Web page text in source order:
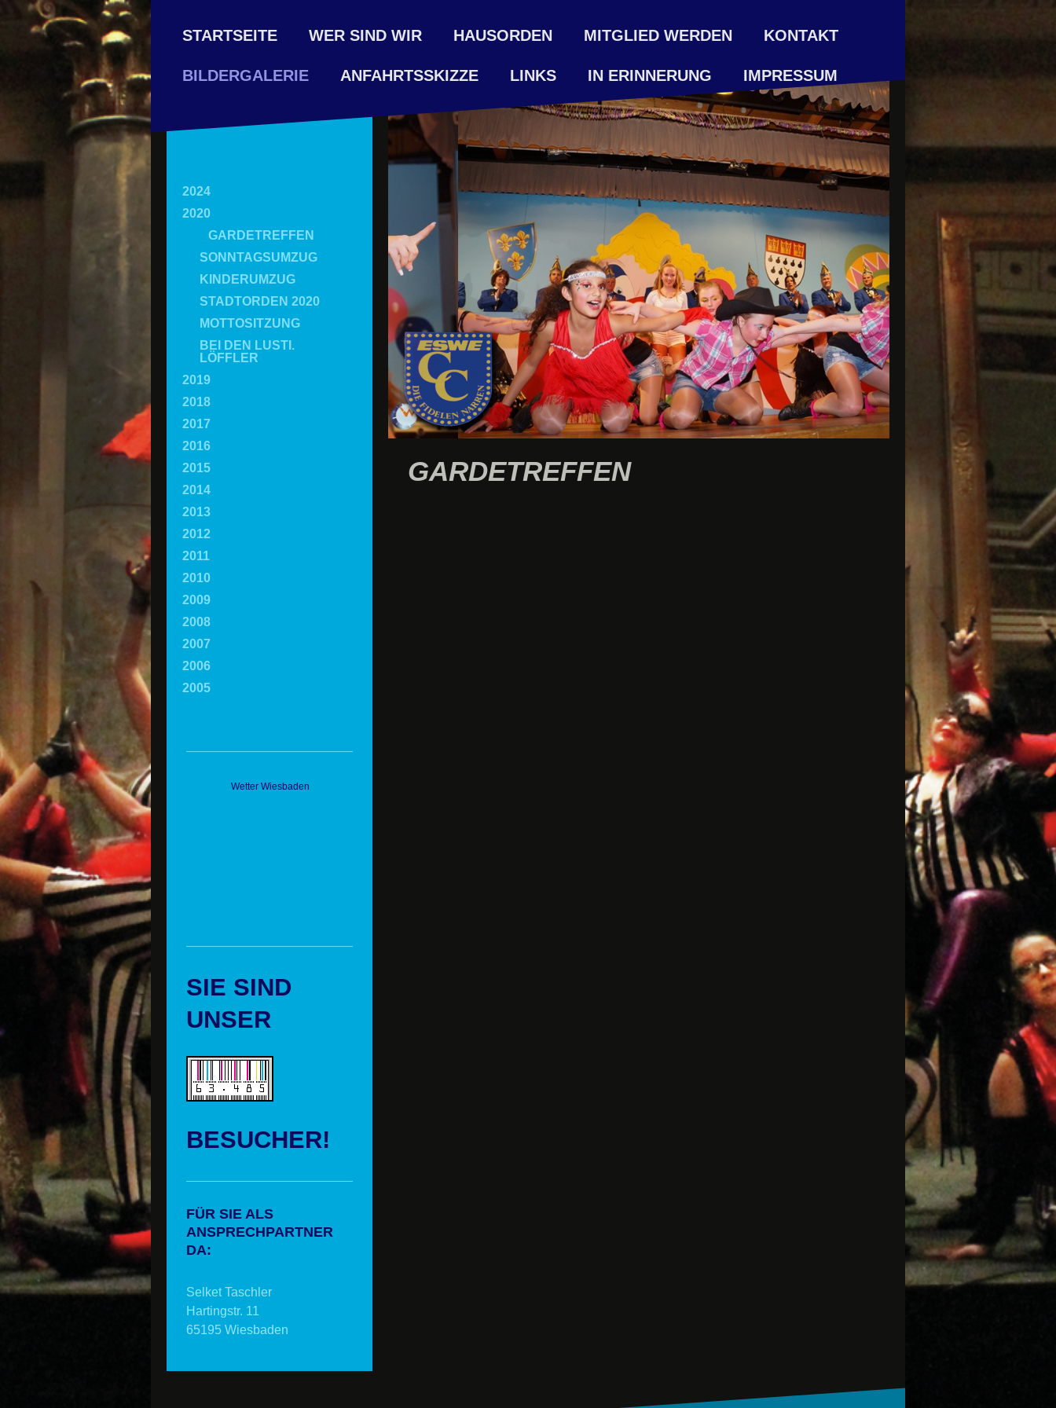
STARTSEITE WER SIND WIR HAUSORDEN MITGLIED WERDEN KONTAKT
BILDERGALERIE ANFAHRTSSKIZZE LINKS IN ERINNERUNG IMPRESSUM
GARDETREFFEN
2024
2020
GARDETREFFEN
SONNTAGSUMZUG
KINDERUMZUG
STADTORDEN 2020
MOTTOSITZUNG
BEI DEN LUSTI.
LÖFFLER
2019
2018
2017
2016
2015
2014
2013
2012
2011
2010
2009
2008
2007
2006
2005
Wetter Wiesbaden
SIE SIND
UNSER
BESUCHER!
FÜR SIE ALS
ANSPRECHPARTNER
DA:
Selket Taschler
Hartingstr. 11
65195 Wiesbaden